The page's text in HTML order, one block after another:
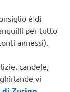
è di
per tutto
annessi).
candele,
vi